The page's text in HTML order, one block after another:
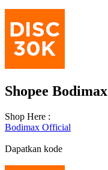
Shopee Bodimax
Shop Here :
Bodimax Official
Dapatkan kode